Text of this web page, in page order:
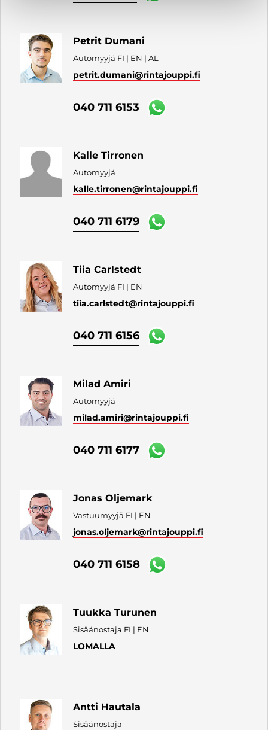
Petrit Dumani
Automyyjä FI | EN | AL
petrit.dumani@rintajouppi.fi
040 711 6153
Kalle Tirronen
Automyyjä
kalle.tirronen@rintajouppi.fi
040 711 6179
Tiia Carlstedt
Automyyjä FI | EN
tiia.carlstedt@rintajouppi.fi
040 711 6156
Milad Amiri
Automyyjä
milad.amiri@rintajouppi.fi
040 711 6177
Jonas Oljemark
Vastuumyyjä FI | EN
jonas.oljemark@rintajouppi.fi
040 711 6158
Tuukka Turunen
Sisäänostaja FI | EN
LOMALLA
Antti Hautala
Sisäänostaja